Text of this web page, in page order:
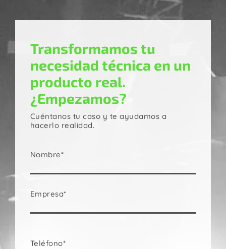
Transformamos tu
necesidad técnica en un
producto real.
¿Empezamos?
Cuéntanos tu caso y te ayudamos a
hacerlo realidad.
Nombre*
Empresa*
Teléfono*